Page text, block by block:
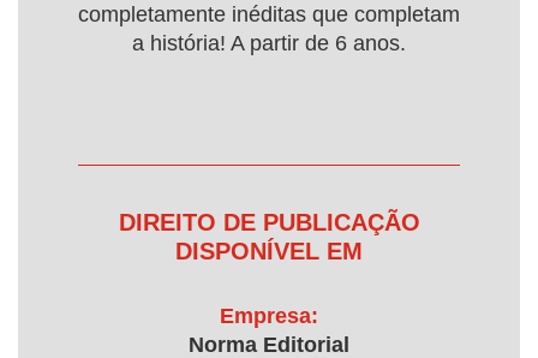
completamente inéditas que completam
a história! A partir de 6 anos.
DIREITO DE PUBLICAÇÃO
DISPONÍVEL EM
Empresa:
Norma Editorial